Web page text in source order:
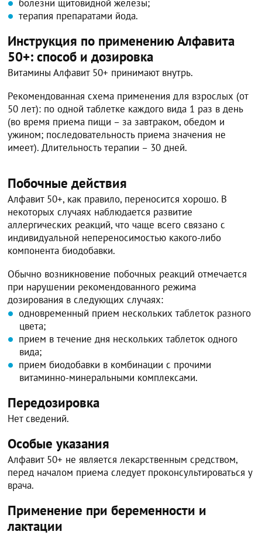
болезни щитовидной железы;
терапия препаратами йода.
Инструкция по применению Алфавита
50+: способ и дозировка
Витамины Алфавит 50+ принимают внутрь.
Рекомендованная схема применения для взрослых (от
50 лет): по одной таблетке каждого вида 1 раз в день
(во время приема пищи – за завтраком, обедом и
ужином; последовательность приема значения не
имеет). Длительность терапии – 30 дней.
Побочные действия
Алфавит 50+, как правило, переносится хорошо. В
некоторых случаях наблюдается развитие
аллергических реакций, что чаще всего связано с
индивидуальной непереносимостью какого-либо
компонента биодобавки.
Обычно возникновение побочных реакций отмечается
при нарушении рекомендованного режима
дозирования в следующих случаях:
одновременный прием нескольких таблеток разного
цвета;
прием в течение дня нескольких таблеток одного
вида;
прием биодобавки в комбинации с прочими
витаминно-минеральными комплексами.
Передозировка
Нет сведений.
Особые указания
Алфавит 50+ не является лекарственным средством,
перед началом приема следует проконсультироваться у
врача.
Применение при беременности и
лактации